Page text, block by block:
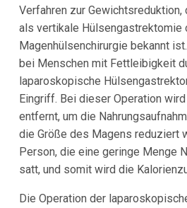
Verfahren zur Gewichtsreduktion,
als vertikale Hülsengastrektomie
Magenhülsenchirurgie bekannt
bei Menschen mit Fettleibigkeit
laparoskopische
Eingriff. Bei dieser Operation
entfernt, um die
die Größe des Magens reduziert
Person, die eine geringe Menge
satt, und somit wird die
Die Operation der